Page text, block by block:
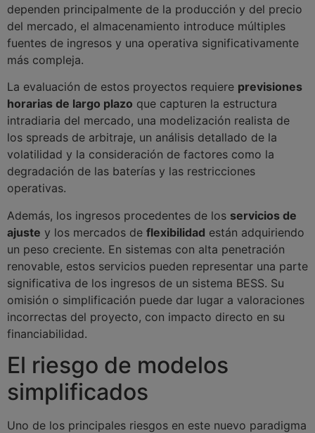
dependen principalmente de la producción y del precio
del mercado, el almacenamiento introduce múltiples
fuentes de ingresos y una operativa significativamente
más compleja.
La evaluación de estos proyectos requiere previsiones
horarias de largo plazo que capturen la estructura
intradiaria del mercado, una modelización realista de
los spreads de arbitraje, un análisis detallado de la
volatilidad y la consideración de factores como la
degradación de las baterías y las restricciones
operativas.
Además, los ingresos procedentes de los servicios de
ajuste y los mercados de flexibilidad están adquiriendo
un peso creciente. En sistemas con alta penetración
renovable, estos servicios pueden representar una parte
significativa de los ingresos de un sistema BESS. Su
omisión o simplificación puede dar lugar a valoraciones
incorrectas del proyecto, con impacto directo en su
financiabilidad.
El riesgo de modelos
simplificados
Uno de los principales riesgos en este nuevo paradigma